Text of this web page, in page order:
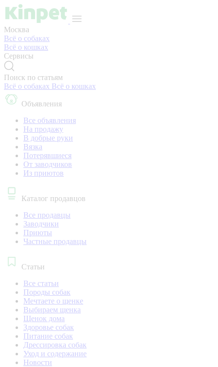
Москва
Всё о собаках
Всё о кошках
Сервисы
Поиск по статьям
Всё о собаках Всё о кошках
Объявления
Все объявления
На продажу
В добрые руки
Вязка
Потерявшиеся
От заводчиков
Из приютов
Каталог продавцов
Все продавцы
Заводчики
Приюты
Частные продавцы
Статьи
Все статьи
Породы собак
Мечтаете о щенке
Выбираем щенка
Щенок дома
Здоровье собак
Питание собак
Дрессировка собак
Уход и содержание
Новости